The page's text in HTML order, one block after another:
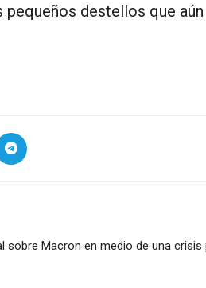
destellos que
sobre Macron en medio de una crisis